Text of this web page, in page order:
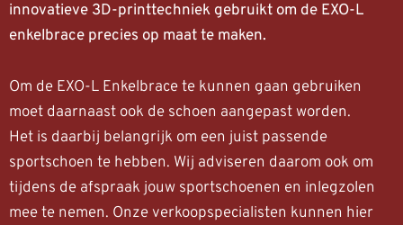
innovatieve 3D-printtechniek gebruikt om de EXO-L
enkelbrace precies op maat te maken.
Om de EXO-L Enkelbrace te kunnen gaan gebruiken
moet daarnaast ook de schoen aangepast worden.
Het is daarbij belangrijk om een juist passende
sportschoen te hebben. Wij adviseren daarom ook om
tijdens de afspraak jouw sportschoenen en inlegzolen
mee te nemen. Onze verkoopspecialisten kunnen hier